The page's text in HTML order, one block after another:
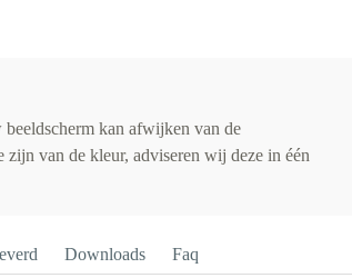
kan afwijken van de
van de kleur, adviseren wij deze in één
Downloads Faq